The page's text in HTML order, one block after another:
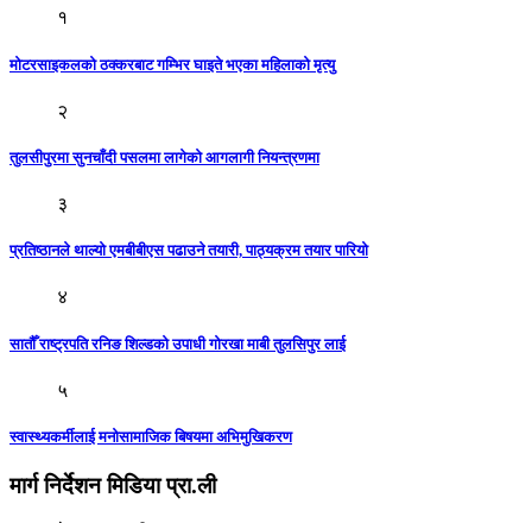
१
मोटरसाइकलको ठक्करबाट गम्भिर घाइते भएका महिलाको मृत्यु
२
तुलसीपुरमा सुनचाँदी पसलमा लागेकाे आगलागी नियन्त्रणमा
३
प्रतिष्ठानले थाल्यो एमबीबीएस पढाउने तयारी, पाठ्यक्रम तयार पारियो
४
सातौँ राष्ट्रपति रनिङ शिल्डको उपाधी गोरखा माबी तुलसिपुर लाई
५
स्वास्थ्यकर्मीलाई मनोसामाजिक बिषयमा अभिमुखिकरण
मार्ग निर्देशन मिडिया प्रा.ली